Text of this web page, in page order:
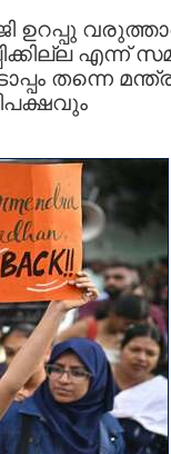
ഉറപ്പു
എന്ന്
തന്നെ